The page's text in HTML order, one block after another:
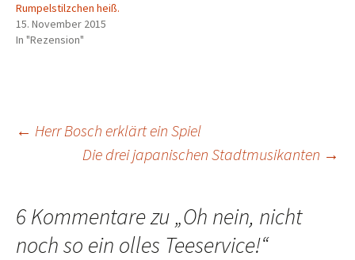
Rumpelstilzchen heiß.
15. November 2015
In "Rezension"
Beitragsnavigation
← Herr Bosch erklärt ein Spiel
Die drei japanischen Stadtmusikanten →
6 Kommentare zu „Oh nein, nicht
noch so ein olles Teeservice!“